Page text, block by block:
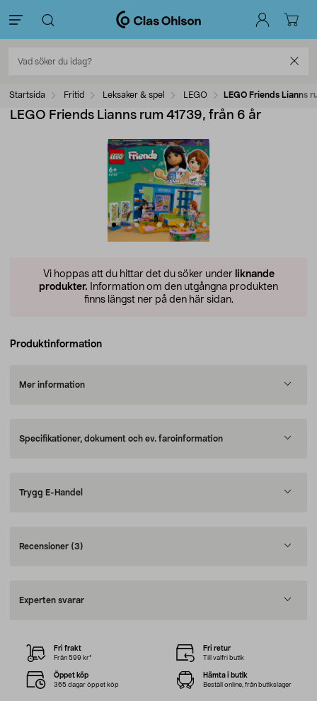
Startsida Fritid Leksaker & spel LEGO LEGO Friends Lianns
LEGO Friends Lianns rum 41739, från 6 år
Vi hoppas att du hittar det du söker under liknande
produkter. Information om den utgångna produkten
finns längst ner på den här sidan.
Produktinformation
Mer information
Specifikationer, dokument och ev. faroinformation
Trygg E-Handel
Recensioner (3)
Experten svarar
Fri frakt
Från 599 kr*
Fri retur
Till valfri butik
Öppet köp
365 dagar öppet köp
Hämta i butik
Beställ online, från butikslager